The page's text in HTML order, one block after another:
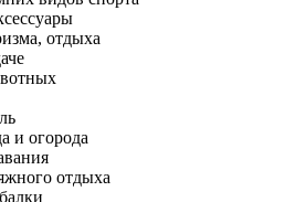
отдыха
и огорода
отдыха